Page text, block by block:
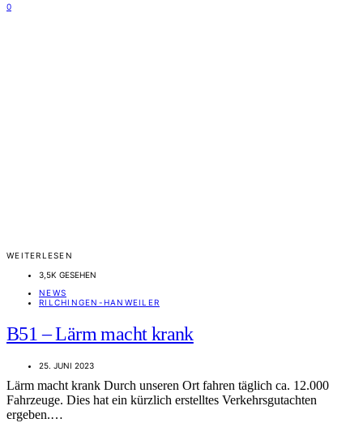
0
WEITERLESEN
3,5K GESEHEN
NEWS
RILCHINGEN-HANWEILER
B51 – Lärm macht krank
25. JUNI 2023
Lärm macht krank Durch unseren Ort fahren täglich ca. 12.000
Fahrzeuge. Dies hat ein kürzlich erstelltes Verkehrsgutachten
ergeben.…